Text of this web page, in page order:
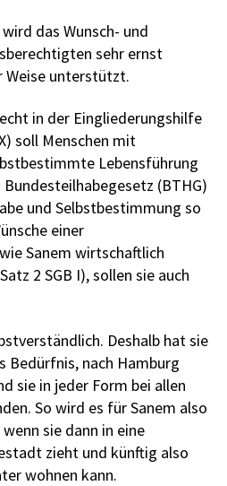
das Wunsch- und
sehr ernst
Weise unterstützt.
in der Eingliederungshilfe
soll Menschen mit
Lebensführung
(BTHG)
und Selbstbestimmung so
einer
Sanem wirtschaftlich
2 SGB I), sollen sie auch
Deshalb hat sie
Bedürfnis, nach Hamburg
sie in jeder Form bei allen
So wird es für Sanem also
sie dann in eine
zieht und künftig also
wohnen kann.